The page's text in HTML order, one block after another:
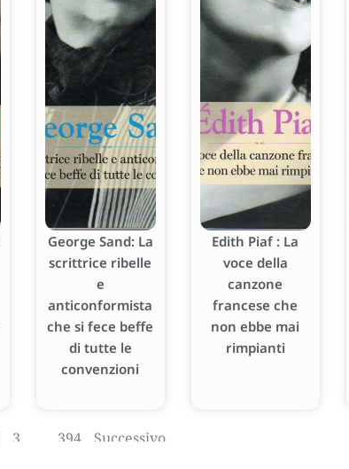
George Sand: La
scrittrice ribelle
e
anticonformista
che si fece beffe
di tutte le
convenzioni
Edith Piaf : La
voce della
canzone
francese che
non ebbe mai
rimpianti
3 394 Successivo